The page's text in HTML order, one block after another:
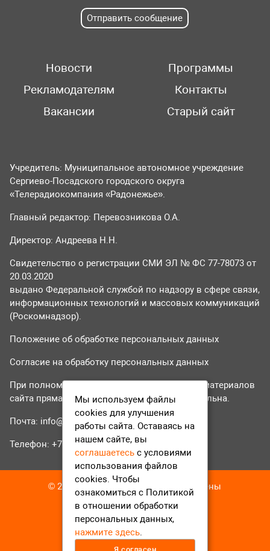
Отправить сообщение
Новости
Программы
Рекламодателям
Контакты
Вакансии
Старый сайт
Учредитель: Муниципальное автономное учреждение
Сергиево-Посадского городского округа
«Телерадиокомпания «Радонежье».
Главный редактор: Перевозникова О.А.
Директор: Андреева Н.Н.
Свидетельство о регистрации СМИ ЭЛ № ФС 77-78073 от
20.03.2020
выдано Федеральной службой по надзору в сфере связи,
информационных технологий и массовых коммуникаций
(Роскомнадзор).
Положение об обработке персональных данных
Согласие на обработку персональных данных
При полном или частичном использовании материалов
сайта прямая гиперссылка на tvr24.tv обязательна.
Почта: info@tvr24.tv
Телефон: +7 (496) 551-04-95
© 2016-2023 ТВР24 Все права защищены
Мы используем файлы
cookies для улучшения
работы сайта. Оставаясь на
нашем сайте, вы
соглашаетесь с условиями
использования файлов
cookies. Чтобы
ознакомиться с Политикой
в отношении обработки
персональных данных,
нажмите здесь.